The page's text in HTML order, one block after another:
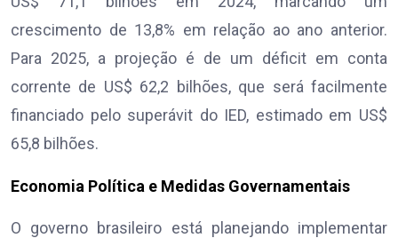
crescimento de 13,8% em relação ao ano anterior.
Para 2025, a projeção é de um déficit em conta
corrente de US$ 62,2 bilhões, que será facilmente
financiado pelo superávit do IED, estimado em US$
65,8 bilhões.
Economia Política e Medidas Governamentais
O governo brasileiro está planejando implementar